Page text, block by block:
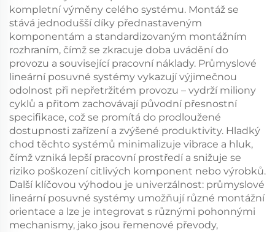
kompletní výměny celého systému. Montáž se
stává jednodušší díky přednastaveným
komponentám a standardizovaným montážním
rozhraním, čímž se zkracuje doba uvádění do
provozu a související pracovní náklady. Průmyslové
lineární posuvné systémy vykazují výjimečnou
odolnost při nepřetržitém provozu – vydrží miliony
cyklů a přitom zachovávají původní přesnostní
specifikace, což se promítá do prodloužené
dostupnosti zařízení a zvýšené produktivity. Hladký
chod těchto systémů minimalizuje vibrace a hluk,
čímž vzniká lepší pracovní prostředí a snižuje se
riziko poškození citlivých komponent nebo výrobků.
Další klíčovou výhodou je univerzálnost: průmyslové
lineární posuvné systémy umožňují různé montážní
orientace a lze je integrovat s různými pohonnými
mechanismy, jako jsou řemenové převody,